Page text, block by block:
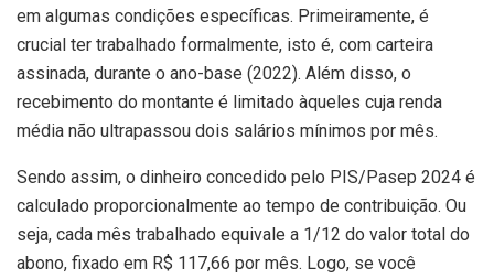
em algumas condições específicas. Primeiramente, é
crucial ter trabalhado formalmente, isto é, com carteira
assinada, durante o ano-base (2022). Além disso, o
recebimento do montante é limitado àqueles cuja renda
média não ultrapassou dois salários mínimos por mês.
Sendo assim, o dinheiro concedido pelo PIS/Pasep 2024 é
calculado proporcionalmente ao tempo de contribuição. Ou
seja, cada mês trabalhado equivale a 1/12 do valor total do
abono, fixado em R$ 117,66 por mês. Logo, se você